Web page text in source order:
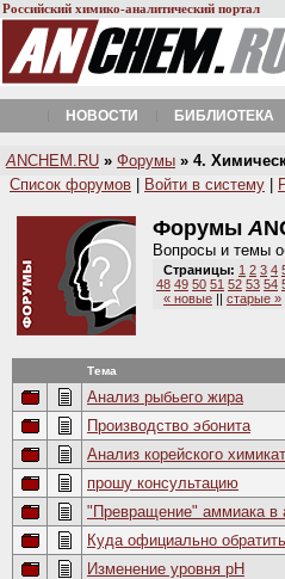
Российский химико-аналитический портал
НОВОСТИ БИБЛИОТЕКА
A NCHEM.RU » Форумы » 4.
Список форумов
Войти в систему
ФорумыA
Вопросы и темы
Страницы: 1 2 3 4
48 49 50 51 52 53 54
« новые || старые »
Тема
Анализ рыбьего жира
Производство эбонита
Анализ корейского
прошу консультацию
"Превращение" аммиака в
Куда официально
Изменение уровня рН